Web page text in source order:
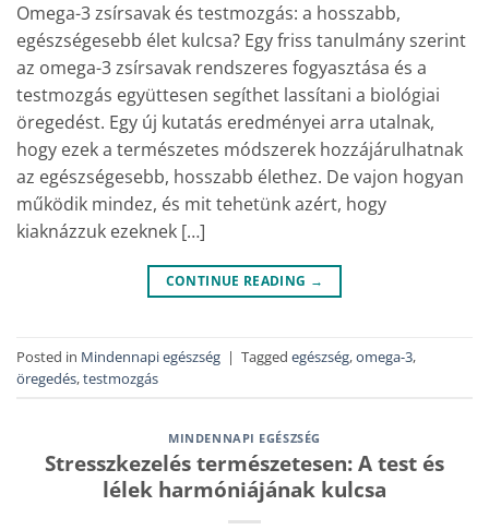
Omega-3 zsírsavak és testmozgás: a hosszabb,
egészségesebb élet kulcsa? Egy friss tanulmány szerint
az omega-3 zsírsavak rendszeres fogyasztása és a
testmozgás együttesen segíthet lassítani a biológiai
öregedést. Egy új kutatás eredményei arra utalnak,
hogy ezek a természetes módszerek hozzájárulhatnak
az egészségesebb, hosszabb élethez. De vajon hogyan
működik mindez, és mit tehetünk azért, hogy
kiaknázzuk ezeknek […]
CONTINUE READING →
Posted in Mindennapi egészség | Tagged egészség,omega-3,
öregedés,testmozgás
MINDENNAPI EGÉSZSÉG
Stresszkezelés természetesen: A test és
lélek harmóniájának kulcsa